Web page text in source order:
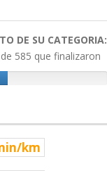
DE SU CATEGORIA:
585 que finalizaron
km